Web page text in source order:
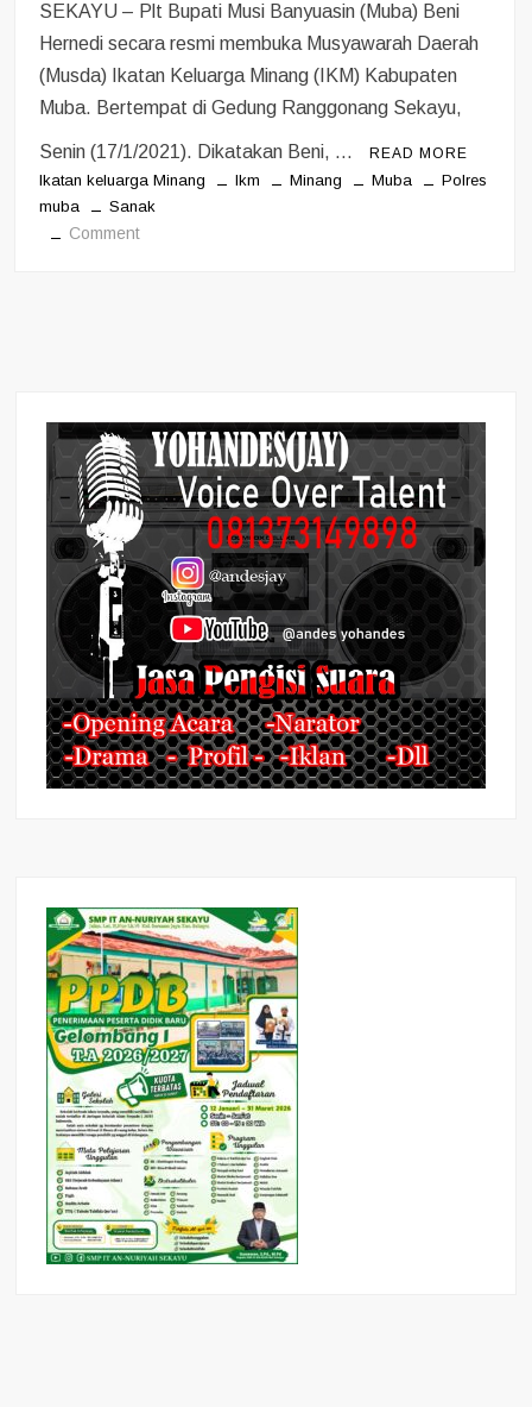
SEKAYU – Plt Bupati Musi Banyuasin (Muba) Beni
Hernedi secara resmi membuka Musyawarah Daerah
(Musda) Ikatan Keluarga Minang (IKM) Kabupaten
Muba. Bertempat di Gedung Ranggonang Sekayu,
Senin (17/1/2021). Dikatakan Beni, … READ MORE
Ikatan keluarga Minang Ikm Minang Muba
Polres
muba
Sanak
Commenton
IKM
ke-
I